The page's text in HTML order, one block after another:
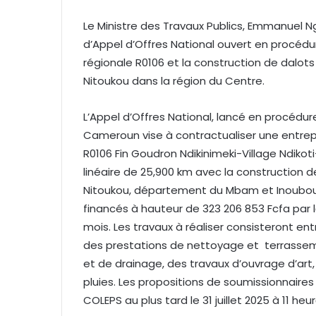
Le Ministre des Travaux Publics, Emmanuel
d’Appel d’Offres National ouvert en
régionale R0106 et la construction de
Nitoukou dans la région du Centre.
L’Appel d’Offres National, lancé en
Cameroun vise à contractualiser une
R0106 Fin Goudron Ndikinimeki-Village
linéaire de 25,900 km avec la construction
Nitoukou, département du Mbam et
financés à hauteur de 323 206 853 Fcfa par
mois. Les travaux à réaliser consisteront
des prestations de nettoyage et
et de drainage, des travaux d’ouvrage
pluies. Les propositions de
COLEPS au plus tard le 31 juillet 2025 à 11